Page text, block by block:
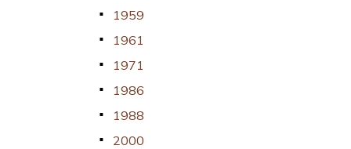
1959
1961
1971
1986
1988
2000